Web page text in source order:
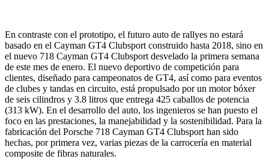
En contraste con el prototipo, el futuro auto de rallyes no estará
basado en el Cayman GT4 Clubsport construido hasta 2018, sino en
el nuevo 718 Cayman GT4 Clubsport desvelado la primera semana
de este mes de enero. El nuevo deportivo de competición para
clientes, diseñado para campeonatos de GT4, así como para eventos
de clubes y tandas en circuito, está propulsado por un motor bóxer
de seis cilindros y 3.8 litros que entrega 425 caballos de potencia
(313 kW). En el desarrollo del auto, los ingenieros se han puesto el
foco en las prestaciones, la manejabilidad y la sostenibilidad. Para la
fabricación del Porsche 718 Cayman GT4 Clubsport han sido
hechas, por primera vez, varias piezas de la carrocería en material
composite de fibras naturales.